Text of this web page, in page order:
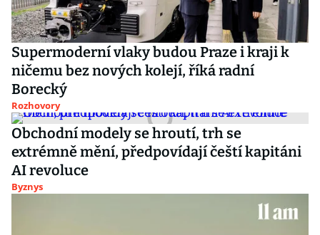
Supermoderní vlaky budou Praze i kraji k
ničemu bez nových kolejí, říká radní
Borecký
Rozhovory
Obchodní modely se hroutí, trh se
extrémně mění, předpovídají čeští kapitáni
AI revoluce
Byznys